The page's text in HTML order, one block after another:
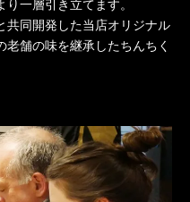
一層引き立てます。
共同開発した当店オリジナル
舗の味を継承したちんちく